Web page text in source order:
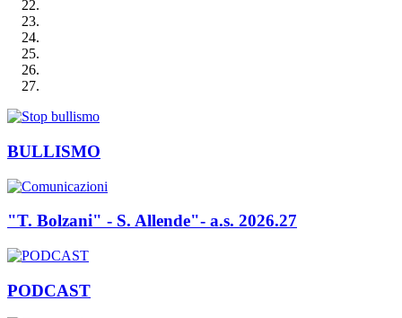
BULLISMO
"T. Bolzani" - S. Allende"- a.s. 2026.27
PODCAST